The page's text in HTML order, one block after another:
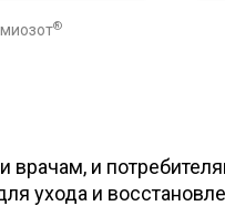
®
и
ухода и